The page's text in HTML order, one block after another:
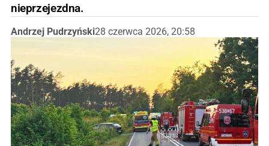
nieprzejezdna.
Andrzej Pudrzyński28 czerwca 2026, 20:58